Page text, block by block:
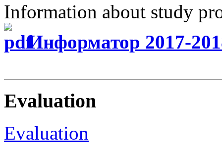
Information about study
Информатор 2017-
Evaluation
Evaluation